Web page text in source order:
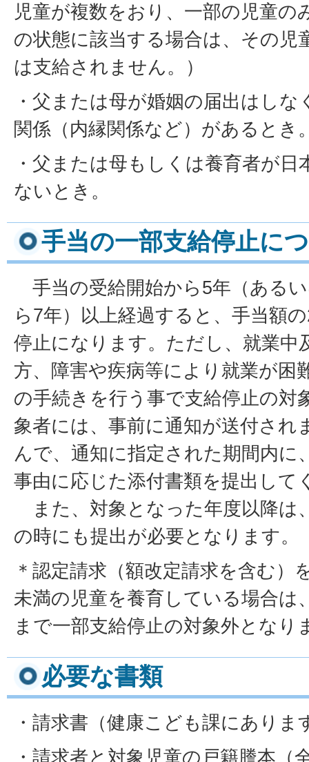
児童が複数をおり、一部の児童の
の状態に該当する場合は、その児
は支給されません。）
・父または母が婚姻の届出はしな
関係（内縁関係など）があるとき
・父または母もしくは養育者が日
ないとき。
手当の一部支給停止に
手当の受給開始から5年（ある
ら7年）以上経過すると、手当額
停止になります。ただし、就業中
方、障害や疾病等により就業が困
の手続きを行う事で支給停止の対
象者には、事前に通知が送付され
んで、通知に指定された期間内に
事由に応じた添付書類を提出して
また、対象となった年度以降は
の時にも提出が必要となります。
＊認定請求（額改定請求を含む）
未満の児童を養育している場合は
まで一部支給停止の対象外となり
必要な書類
・請求書（健康こども課にありま
・請求者と対象児童の戸籍謄本（